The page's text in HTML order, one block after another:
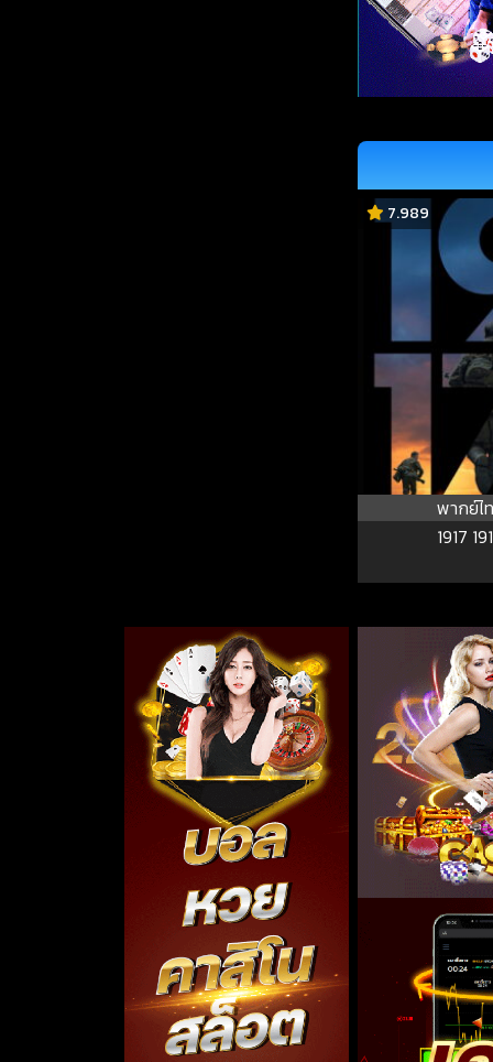
7.989
พากย์ไ
1917